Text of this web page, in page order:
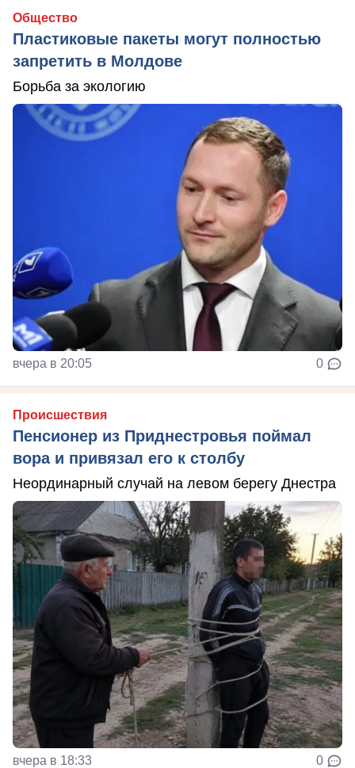
Общество
Пластиковые пакеты могут полностью
запретить в Молдове
Борьба за экологию
вчера в 20:05 0
Происшествия
Пенсионер из Приднестровья поймал
вора и привязал его к столбу
Неординарный случай на левом берегу Днестра
вчера в 18:33 0